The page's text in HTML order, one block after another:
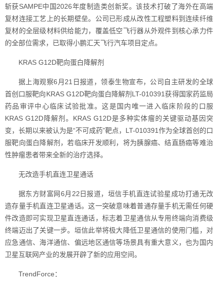
斩获SAMPE中国2026年度制造类创新奖。该技术打破了海外在高端
复材连接工艺上的长期壁垒。公司已形成从改性工程塑料到连续纤维
复材的全层级材料供给能力，覆盖低空飞行器从外观件到核心承力件
的全部位需求，已取得小鹏汇天飞行汽车项目定点。
KRAS G12D靶向蛋白降解剂
据上海观察6月21日报道，领泰生物宣布，公司自主研发的全球
首创口服靶向KRAS G12D靶向蛋白降解剂LT-010391获得国家药监局
药品审评中心临床试验批准。这是国内唯一进入临床阶段的口服
KRAS G12D降解剂。KRAS G12D是多种实体瘤的关键驱动基因突
变，长期以来被认为是“不可成药”靶点，LT-010391作为全球首创的口
服靶向蛋白降解剂，若临床开发顺利，将为胰腺癌、结直肠癌等难治
性肿瘤患者带来全新的治疗选择。
无改造手机直连卫星通话
据东方财富网6月22日报道，垣信手机直连试验星成功打通无改
造存量手机直连卫星通话。这一突破意味着普通存量手机无需任何硬
件改造即可实现卫星直连通话，标志着卫星通信从专用终端向消费级
终端迈出了关键一步。垣信此举将极大降低卫星通信的使用门槛，对
应急通信、海洋通信、偏远地区通信等场景具有重大意义，也为国内
卫星互联网产业的发展开辟了新的应用空间。
TrendForce：